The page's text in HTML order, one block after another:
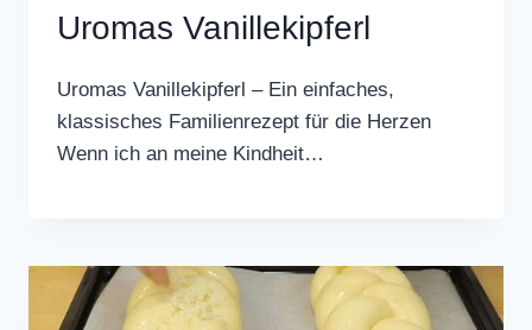
Uromas Vanillekipferl
Uromas Vanillekipferl – Ein einfaches,
klassisches Familienrezept für die Herzen
Wenn ich an meine Kindheit…